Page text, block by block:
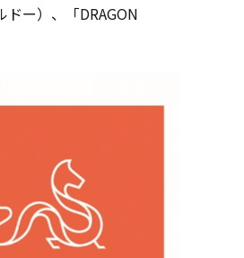
ー）、「DRAGON